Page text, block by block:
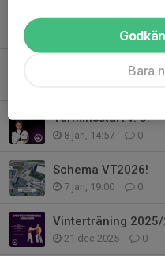
Påsklovs Fight
5 mar, 12:09 0
Sportlovs Fight
Terminsstart v. 5!
8 jan, 14:57 0
Schema VT2026!
7 jan, 19:00 0
Vinterträning
21 dec 2025 0
Bara